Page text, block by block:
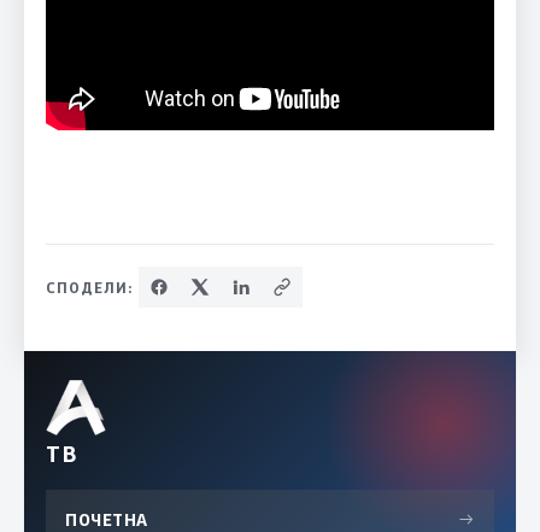
СПОДЕЛИ:
ТВ
ПОЧЕТНА →